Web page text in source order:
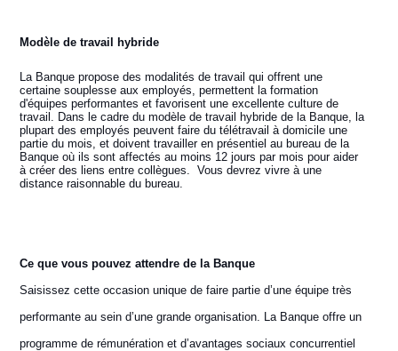
Modèle de travail hybride
La Banque propose des modalités de travail qui offrent une
certaine souplesse aux employés, permettent la formation
d'équipes performantes et favorisent une excellente culture de
travail. Dans le cadre du modèle de travail hybride de la Banque, la
plupart des employés peuvent faire du télétravail à domicile une
partie du mois, et doivent travailler en présentiel au bureau de la
Banque où ils sont affectés au moins 12 jours par mois pour aider
à créer des liens entre collègues. Vous devrez vivre à une
distance raisonnable du bureau.
Ce que vous pouvez attendre de la Banque
Saisissez cette occasion unique de faire partie d’une équipe très
performante au sein d’une grande organisation. La Banque offre un
programme de rémunération et d’avantages sociaux concurrentiel